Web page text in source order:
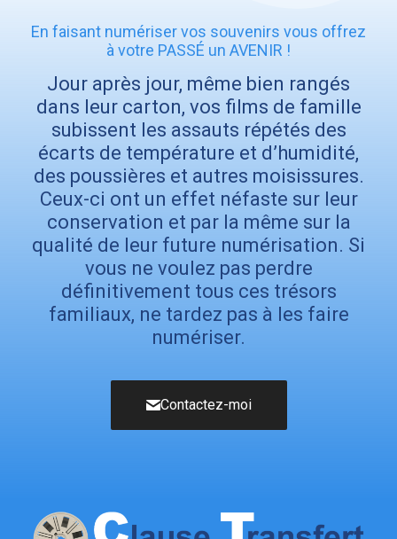
En faisant numériser vos souvenirs vous offrez
à votre PASSÉ un AVENIR !
Jour après jour, même bien rangés
dans leur carton, vos films de famille
subissent les assauts répétés des
écarts de température et d’humidité,
des poussières et autres moisissures.
Ceux-ci ont un effet néfaste sur leur
conservation et par la même sur la
qualité de leur future numérisation. Si
vous ne voulez pas perdre
définitivement tous ces trésors
familiaux, ne tardez pas à les faire
numériser.
Contactez-moi